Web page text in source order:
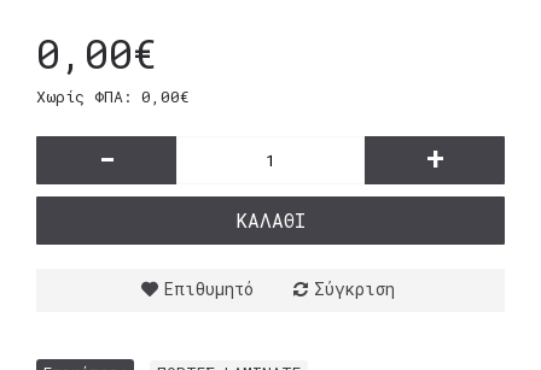
0,00€
Χωρίς ΦΠΑ: 0,00€
- +
ΚΑΛΆΘΙ
Επιθυμητό Σύγκριση